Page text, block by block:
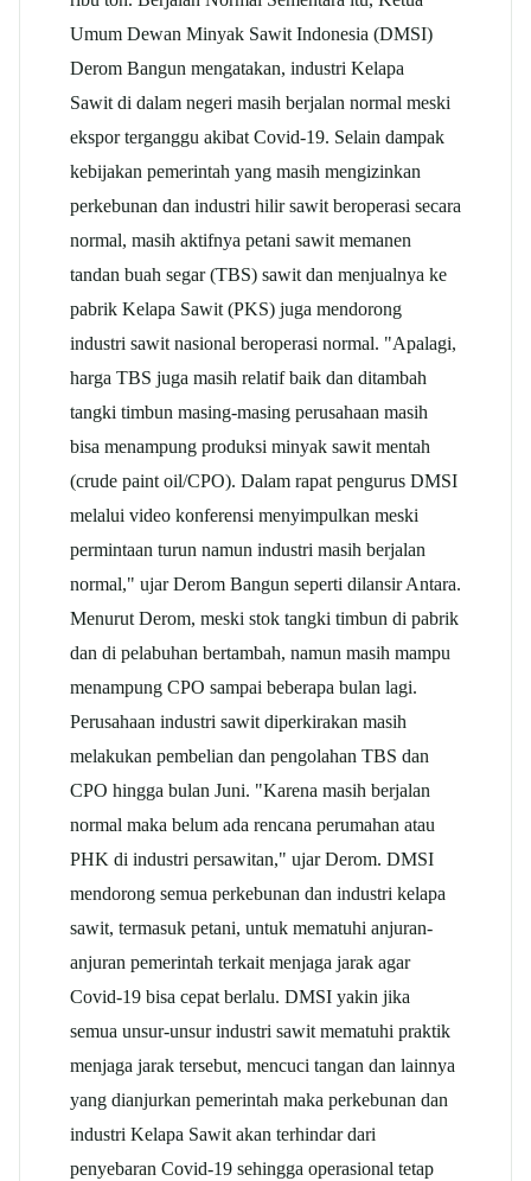
Umum Dewan Minyak Sawit Indonesia (DMSI)
Derom Bangun mengatakan, industri Kelapa
Sawit di dalam negeri masih berjalan normal meski
ekspor terganggu akibat Covid-19. Selain dampak
kebijakan pemerintah yang masih mengizinkan
perkebunan dan industri hilir sawit beroperasi secara
normal, masih aktifnya petani sawit memanen
tandan buah segar (TBS) sawit dan menjualnya ke
pabrik Kelapa Sawit (PKS) juga mendorong
industri sawit nasional beroperasi normal. "Apalagi,
harga TBS juga masih relatif baik dan ditambah
tangki timbun masing-masing perusahaan masih
bisa menampung produksi minyak sawit mentah
(crude paint oil/CPO). Dalam rapat pengurus DMSI
melalui video konferensi menyimpulkan meski
permintaan turun namun industri masih berjalan
normal," ujar Derom Bangun seperti dilansir Antara.
Menurut Derom, meski stok tangki timbun di pabrik
dan di pelabuhan bertambah, namun masih mampu
menampung CPO sampai beberapa bulan lagi.
Perusahaan industri sawit diperkirakan masih
melakukan pembelian dan pengolahan TBS dan
CPO hingga bulan Juni. "Karena masih berjalan
normal maka belum ada rencana perumahan atau
PHK di industri persawitan," ujar Derom. DMSI
mendorong semua perkebunan dan industri kelapa
sawit, termasuk petani, untuk mematuhi anjuran-
anjuran pemerintah terkait menjaga jarak agar
Covid-19 bisa cepat berlalu. DMSI yakin jika
semua unsur-unsur industri sawit mematuhi praktik
menjaga jarak tersebut, mencuci tangan dan lainnya
yang dianjurkan pemerintah maka perkebunan dan
industri Kelapa Sawit akan terhindar dari
penyebaran Covid-19 sehingga operasional tetap